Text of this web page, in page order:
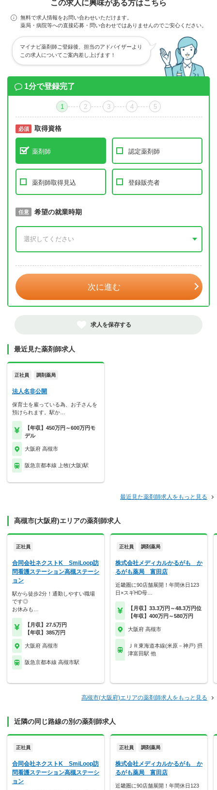
この求人に興味がある方はこちら
無料で求人情報をお問い合わせいただけます。
薬局・病院等への直接応募・問い合わせではありませんのでご安心ください。
マイナビ薬剤師ご登録後、担当のアドバイザーより
この求人についてご案内差し上げます！
1分で登録完了
1 2 3 4 5
必須 取得資格
薬剤師 認定薬剤師
薬剤師取得見込 登録販売者
必須 取得予定年
任意 希望の就業時期
次に進む
求人を保存する
最近見た薬剤師求人
正社員 調剤薬局
法人名非公開
保育士を雇っている為、お子さんを
預けられます。駅か…
【年収】450万円～600万円モ
デル
大阪府 高槻市
阪急京都本線 上牧(大阪)駅
最近見た薬剤師求人をもっと見る
高槻市(大阪府)エリアの薬剤師求人
正社員
合同会社ネクストK SmiLoop訪
問看護ステーション高槻ステーシ
ョン
駅から徒歩2分！通勤しやすい職場
です◎
お休みも…
【月収】27.5万円
【年収】385万円
大阪府 高槻市
阪急京都本線 高槻市駅
正社員 調剤薬局
株式会社メディカルかるがも か
るがも薬局 富田店
近畿圏に90店舗展開！年間休日123
日×スギHD母…
【月収】33.3万円～48.3万円位
【年収】400万円～580万円
大阪府 高槻市
ＪＲ東海道本線(米原－神戸) 摂
津富田駅 他
高槻市(大阪府)エリアの薬剤師求人をもっと見る
近隣の同じ路線の別の薬剤師求人
正社員
合同会社ネクストK SmiLoop訪
問看護ステーション高槻ステーシ
ョン
正社員 調剤薬局
株式会社メディカルかるがも か
るがも薬局 富田店
近畿圏に90店舗展開！年間休日123